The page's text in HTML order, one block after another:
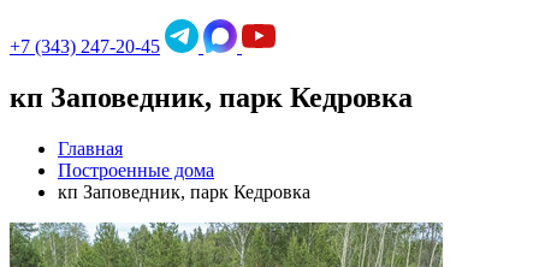
+7 (343) 247-20-45
кп Заповедник, парк Кедровка
Главная
Построенные дома
кп Заповедник, парк Кедровка